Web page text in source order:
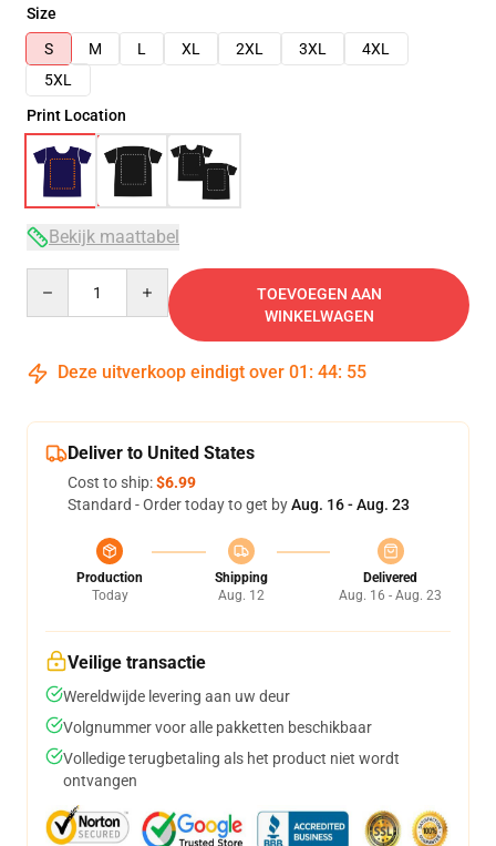
Size
S
M L XL 2XL 3XL
4XL
5XL
Print Location
Bekijk maattabel
TOEVOEGEN AAN
WINKELWAGEN
Deze uitverkoop eindigt over 01 : 44: 54
Deliver to United States
Cost to ship:$6.99
Standard - Order today to get byAug. 16 - Aug. 23
Production
Today
Shipping
Aug. 12
Delivered
Aug. 16 - Aug. 23
Veilige transactie
Wereldwijde levering aan uw deur
Volgnummer voor alle pakketten beschikbaar
Volledige terugbetaling als het product niet wordt
ontvangen